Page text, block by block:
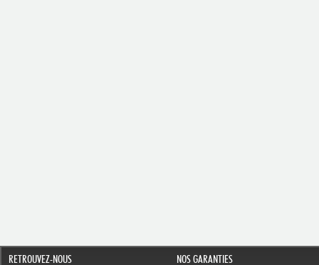
RETROUVEZ-NOUS NOS GARANTIES